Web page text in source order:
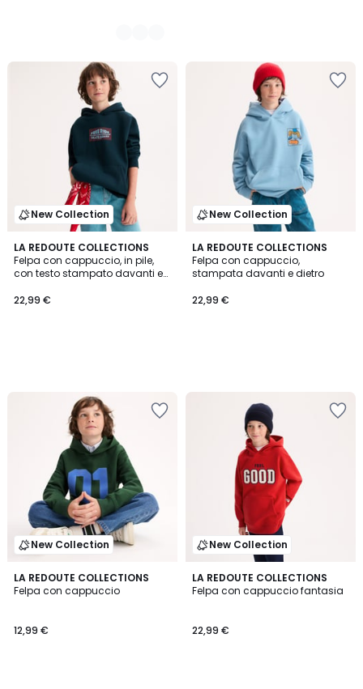
New Collection
LA REDOUTE COLLECTIONS
Felpa con cappuccio, in pile,
con testo stampato davanti e
22,99 €
New Collection
LA REDOUTE COLLECTIONS
Felpa con cappuccio,
stampata davanti e dietro
22,99 €
New Collection
LA REDOUTE COLLECTIONS
Felpa con cappuccio
12,99 €
New Collection
LA REDOUTE COLLECTIONS
Felpa con cappuccio fantasia
22,99 €